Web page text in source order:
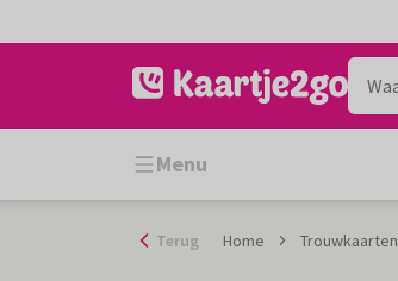
naar
Menu
Terug Home Trouwkaarten